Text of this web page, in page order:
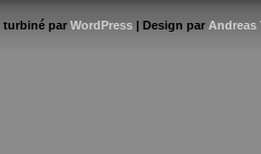
turbiné par WordPress | Design par Andreas